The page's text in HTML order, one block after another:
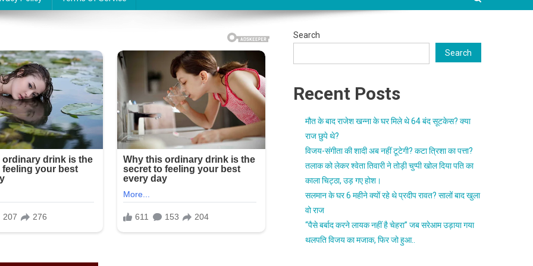
Search
Search
Recent Posts
मौत के बाद राजेश खन्ना के घर मिले थे 64 बंद सूटकेस? क्या
राज छुपे थे?
विजय-संगीता की शादी अब नहीं टूटेगी? कटा त्रिशा का पत्ता?
तलाक को लेकर श्वेता तिवारी ने तोड़ी चुप्पी खोल दिया पति का
काला चिट्ठा, उड़ गए होश।
सलमान के घर 6 महीने क्यों रहे थे प्रदीप रावत? सालों बाद खुला
वो राज
“पैसे बर्बाद करने लायक नहीं है चेहरा” जब सरेआम उड़ाया गया
थलपति विजय का मजाक, फिर जो हुआ..